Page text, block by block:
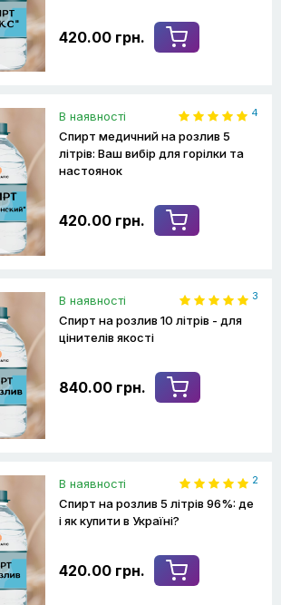
420.00 грн.
В наявності 4
Спирт медичний на розлив 5
літрів: Ваш вибір для горілки та
настоянок
420.00 грн.
В наявності 3
Спирт на розлив 10 літрів - для
цінителів якості
840.00 грн.
В наявності 2
Спирт на розлив 5 літрів 96%: де
і як купити в Україні?
420.00 грн.